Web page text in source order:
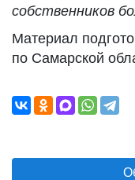
собственников
Материал
по Самарской